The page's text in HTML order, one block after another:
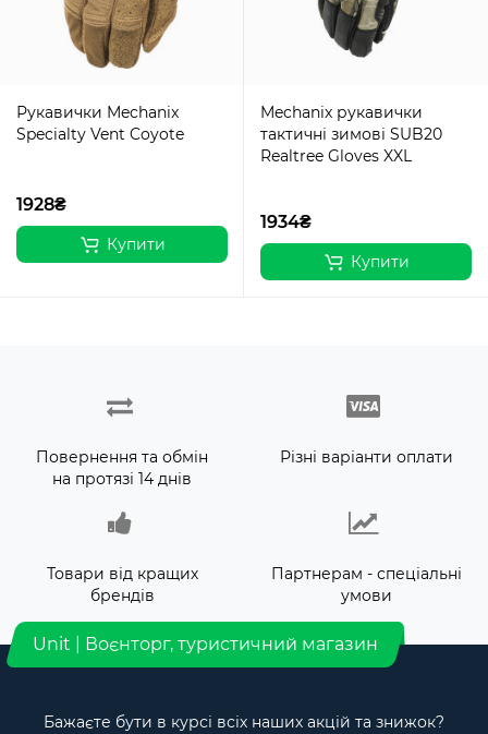
Рукавички Mechanix
Specialty Vent Coyote
1928₴
Купити
Mechanix рукавички
тактичні зимові SUB20
Realtree Gloves XXL
1934₴
Купити
Повернення та обмін
на протязі 14 днів
Різні варіанти оплати
Товари від кращих
брендів
Партнерам - спеціальні
умови
Unit | Воєнторг, туристичний магазин
Бажаєте бути в курсі всіх наших акцій та знижок?